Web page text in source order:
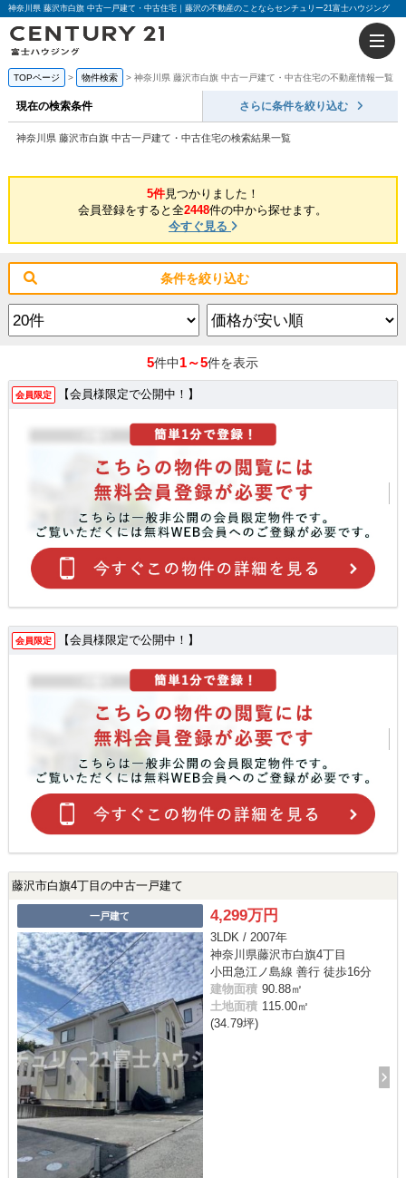
神奈川県 藤沢市白旗 中古一戸建て・中古住宅｜藤沢の不動産のことならセンチュリー21富士ハウジング
TOPページ 物件検索 神奈川県 藤沢市白旗 中古一戸建て・中古住宅の不動産情報一覧
現在の検索条件 さらに条件を絞り込む
神奈川県 藤沢市白旗 中古一戸建て・中古住宅の検索結果一覧
5件見つかりました！
会員登録をすると全2448件の中から探せます。
今すぐ見る
条件を絞り込む
5件中1～5件を表示
会員限定 【会員様限定で公開中！】
会員限定 【会員様限定で公開中！】
藤沢市白旗4丁目の中古一戸建て
一戸建て 4,299万円
3LDK / 2007年
神奈川県藤沢市白旗4丁目
小田急江ノ島線 善行 徒歩16分
建物面積 90.88㎡
土地面積 115.00㎡
(34.79坪)